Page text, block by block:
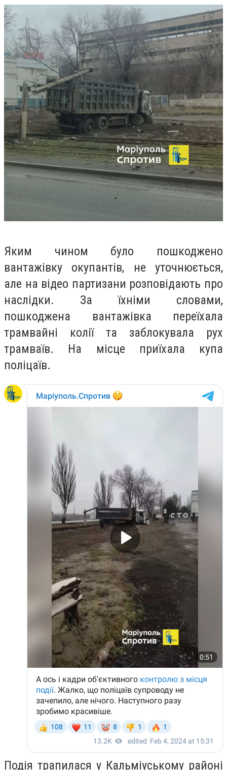
Яким чином було пошкоджено
вантажівку окупантів, не уточнюється,
але на відео партизани розповідають про
наслідки. За їхніми словами,
пошкоджена вантажівка переїхала
трамвайні колії та заблокувала рух
трамваїв. На місце приїхала купа
поліцаїв.
Подія трапилася у Кальміуському районі